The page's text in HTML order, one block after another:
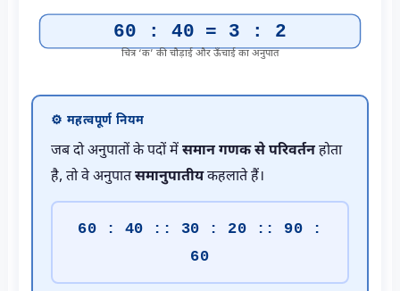
60 : 40 = 3 : 2
चित्र ‘क’ की चौड़ाई और ऊँचाई का अनुपात
⚙️ महत्वपूर्ण नियम
जब दो अनुपातों के पदों मेंसमान गणक से परिवर्तनहोता
है, तो वे अनुपातसमानुपातीयकहलाते हैं।
60 : 40 :: 30 : 20 :: 90 :
60